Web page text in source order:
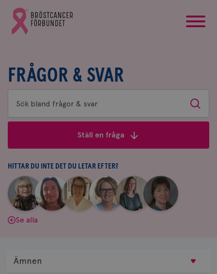
Gå
till
Bröstcancerförbundets
FRÅGOR & SVAR
Sök
bland
&
svar
Sök
Ställ en fråga
HITTAR DU INTE DET DU LETAR EFTER?
Aina
Johnsson
|
Anne
Andersson
Fredrika
Killander
|
Jeanette
Bäcklund
|
Maria
Edegran
|
Yvette
Andersson
Se alla
Ämnen